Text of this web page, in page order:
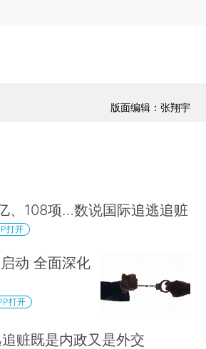
版面编辑：张翔宇
、108项…数说国际追逃追赃
打开
动 全面深化
打开
赃既是内政又是外交